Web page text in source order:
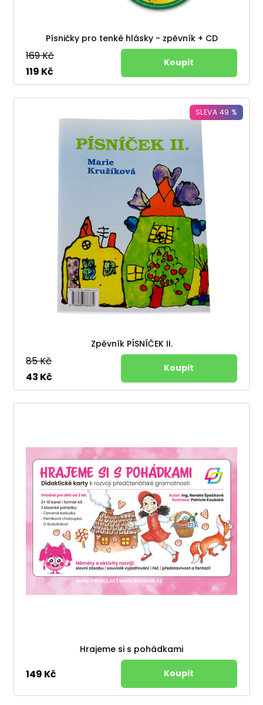
Písničky pro tenké hlásky - zpěvník + CD
169 Kč
119 Kč
SLEVA 49 %
Zpěvník PÍSNÍČEK II.
85 Kč
43 Kč
Hrajeme si s pohádkami
149 Kč